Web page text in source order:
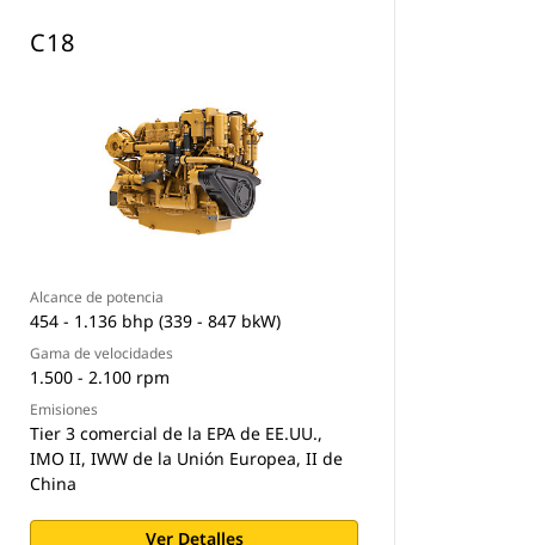
C18
Alcance de potencia
454 - 1.136 bhp (339 - 847 bkW)
Gama de velocidades
1.500 - 2.100 rpm
Emisiones
Tier 3 comercial de la EPA de EE.UU.,
IMO II, IWW de la Unión Europea, II de
China
Ver Detalles